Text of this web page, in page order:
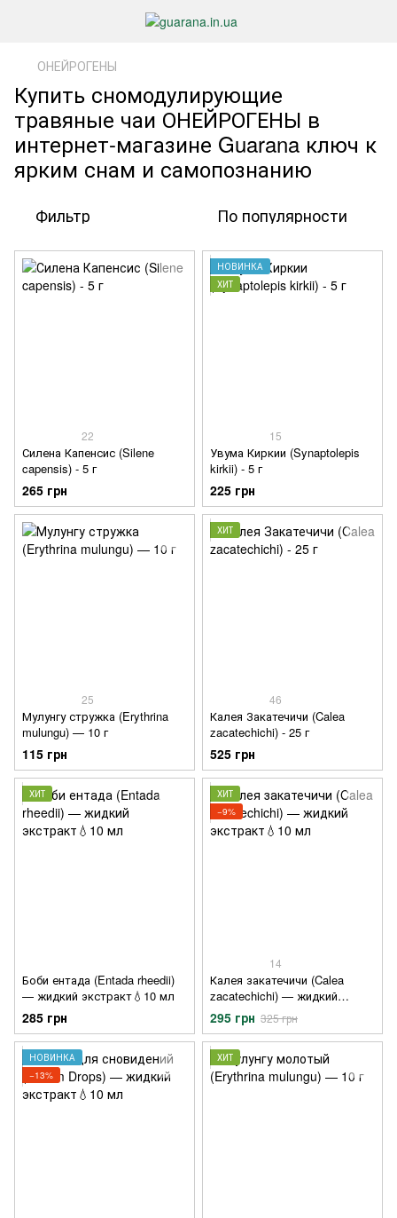
ОНЕЙРОГЕНЫ
Купить сномодулирующие
травяные чаи ОНЕЙРОГЕНЫ в
интернет-магазине Guarana ключ к
ярким снам и самопознанию
Фильтр По популярности
22
Силена Капенсис (Silene
capensis) - 5 г
265 грн
НОВИНКА
ХИТ
15
Увума Киркии (Synaptolepis
kirkii) - 5 г
225 грн
25
Мулунгу стружка (Erythrina
mulungu) — 10 г
115 грн
ХИТ
46
Калея Закатечичи (Calea
zacatechichi) - 25 г
525 грн
ХИТ
Боби ентада (Entada rheedii)
— жидкий экстракт💧10 мл
285 грн
ХИТ
−9%
14
Калея закатечичи (Calea
zacatechichi) — жидкий
экстракт💧10 мл
295 грн 325 грн
НОВИНКА
−13%
ХИТ